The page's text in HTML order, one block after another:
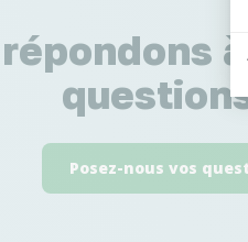
Posez-nous vos